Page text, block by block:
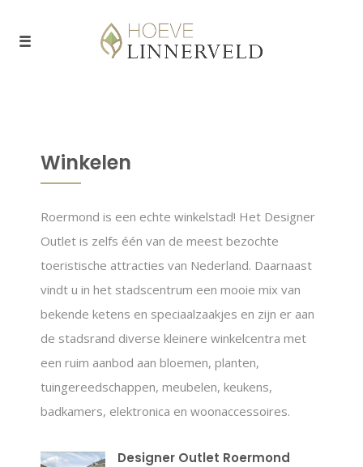
Winkelen
Roermond is een echte winkelstad! Het Designer
Outlet is zelfs één van de meest bezochte
toeristische attracties van Nederland. Daarnaast
vindt u in het stadscentrum een mooie mix van
bekende ketens en speciaalzaakjes en zijn er aan
de stadsrand diverse kleinere winkelcentra met
een ruim aanbod aan bloemen, planten,
tuingereedschappen, meubelen, keukens,
badkamers, elektronica en woonaccessoires.
Designer Outlet Roermond